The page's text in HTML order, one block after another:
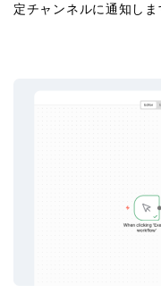
定チャンネルに通知しま